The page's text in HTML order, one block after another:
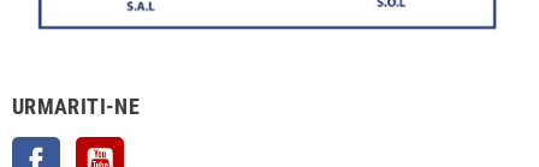
URMARITI-NE
Facebook